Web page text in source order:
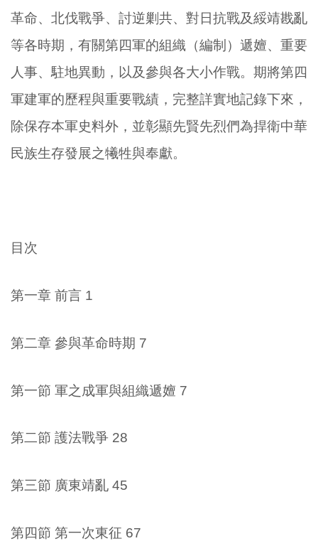
革命、北伐戰爭、討逆剿共、對日抗戰及綏靖戡亂
等各時期，有關第四軍的組織（編制）遞嬗、重要
人事、駐地異動，以及參與各大小作戰。期將第四
軍建軍的歷程與重要戰績，完整詳實地記錄下來，
除保存本軍史料外，並彰顯先賢先烈們為捍衛中華
民族生存發展之犧牲與奉獻。
目次
第一章 前言 1
第二章 參與革命時期 7
第一節 軍之成軍與組織遞嬗 7
第二節 護法戰爭 28
第三節 廣東靖亂 45
第四節 第一次東征 67